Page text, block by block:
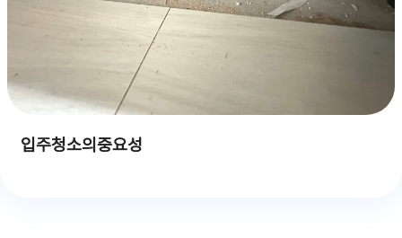
입주청소의중요성